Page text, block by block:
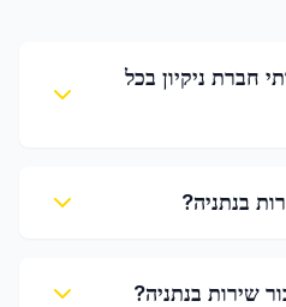
חברת ניקיון בכל
בנתניה?
שירות בנתניה?